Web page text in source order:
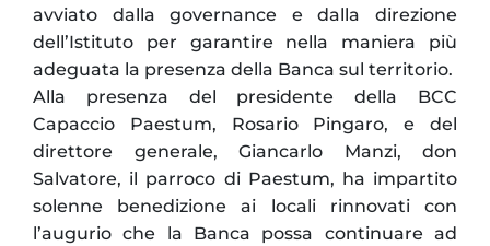
avviato dalla governance e dalla direzione
dell’Istituto per garantire nella maniera più
adeguata la presenza della Banca sul territorio.
Alla presenza del presidente della BCC
Capaccio Paestum, Rosario Pingaro, e del
direttore generale, Giancarlo Manzi, don
Salvatore, il parroco di Paestum, ha impartito
solenne benedizione ai locali rinnovati con
l’augurio che la Banca possa continuare ad